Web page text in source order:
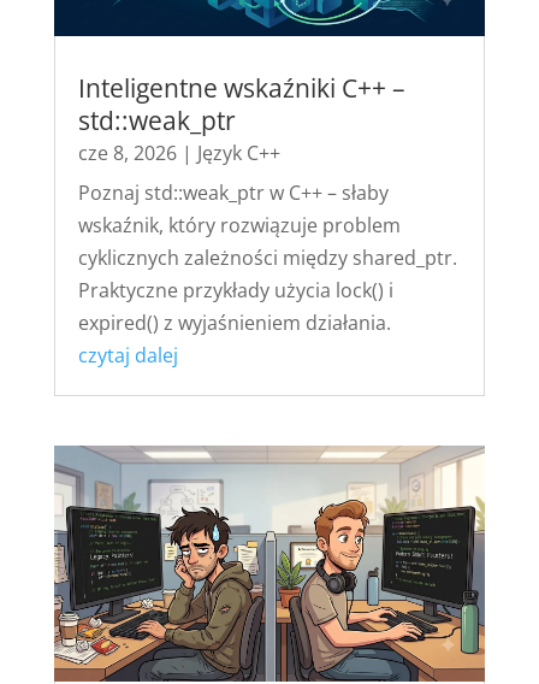
Inteligentne wskaźniki C++ –
std::weak_ptr
cze 8, 2026| Język C++
Poznaj std::weak_ptr w C++ – słaby
wskaźnik, który rozwiązuje problem
cyklicznych zależności między shared_ptr.
Praktyczne przykłady użycia lock() i
expired() z wyjaśnieniem działania.
czytaj dalej